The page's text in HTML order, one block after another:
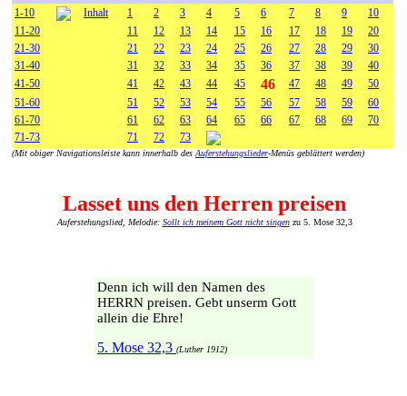
1-10 Inhalt 1 2 3 4 5 6 7 8 9
10
11-20
11 12 13 14 15 16 17 18 19
20
21-30
21 22 23 24 25 26 27 28 29
30
31-40
31 32 33 34 35 36 37 38 39
40
41-50
41 42 43 44 45 46 47 48 49
50
51-60
51 52 53 54 55 56 57 58 59
60
61-70
61 62 63 64 65 66 67 68 69
70
71-73
71 72 73
(Mit obiger Navigationsleiste kann innerhalb des Auferstehungslieder-Menüs geblättert werden)
Lasset uns den Herren preisen
Auferstehungslied, Melodie: Sollt ich meinem Gott nicht singenzu 5. Mose 32,3
Denn ich will den Namen des
HERRN preisen. Gebt unserm Gott
allein die Ehre!
5. Mose 32,3 (Luther 1912)